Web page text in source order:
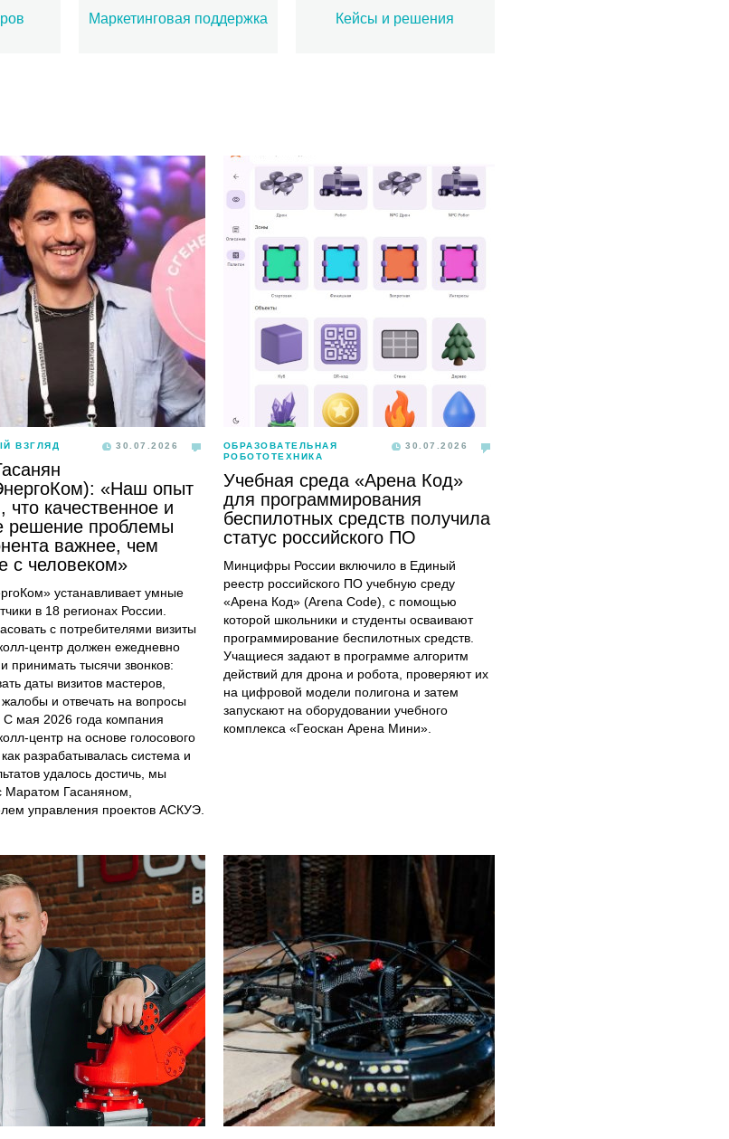
Маркетинговая поддержка Кейсы и решения
ВЗГЛЯД 30.07.2026
«Наш опыт
что качественное и
решение проблемы
важнее, чем
с человеком»
устанавливает умные
в 18 регионах России.
с потребителями визиты
центр должен ежедневно
принимать тысячи звонков:
даты визитов мастеров,
и отвечать на вопросы
С мая 2026 года компания
центр на основе голосового
разрабатывалась система и
удалось достичь, мы
Маратом Гасаняном,
управления проектов АСКУЭ.
ОБРАЗОВАТЕЛЬНАЯ
РОБОТОТЕХНИКА
30.07.2026
Учебная среда «Арена Код»
для программирования
беспилотных средств получила
статус российского ПО
Минцифры России включило в Единый
реестр российского ПО учебную среду
«Арена Код» (Arena Code), с помощью
которой школьники и студенты осваивают
программирование беспилотных средств.
Учащиеся задают в программе алгоритм
действий для дрона и робота, проверяют их
на цифровой модели полигона и затем
запускают на оборудовании учебного
комплекса «Геоскан Арена Мини».